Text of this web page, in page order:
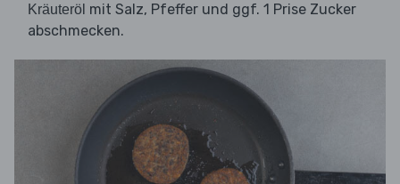
Kräuteröl mit Salz, Pfeffer und ggf. 1 Prise Zucker
abschmecken.